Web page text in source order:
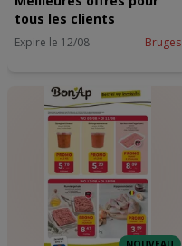
tous les clients
Expire le 12/08 Bruges